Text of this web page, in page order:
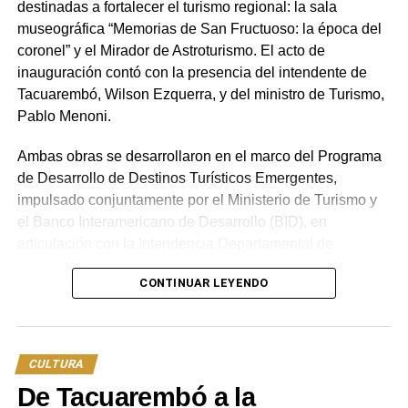
que era un afortunado. Tenía el sonido zitarrosiano en la
guitarra que algunos heredamos esa sonoridad y otros
no”, expresaba Toto Méndez en una entrevista para Canal
12, en marzo de 2021.
En marzo de este año, fue declarado «Ciudadano Ilustre
de Montevideo» junto al también guitarrista Julio Cobelli.
Fueron un sinnúmero de artista que tuvieron el apoyo de
Roos, Pepe Guerra, Bajofondo Tango Club, Cursi, Jorge
Schellemberg, Inés Saavedra, Los 8 de Momo, Omar
Pitufo Lombardo y Pinocho Routin.
destinadas a fortalecer el turismo regional: la sala
museográfica “Memorias de San Fructuoso: la época del
coronel” y el Mirador de Astroturismo. El acto de
inauguración contó con la presencia del intendente de
Tacuarembó, Wilson Ezquerra, y del ministro de Turismo,
Pablo Menoni.
Ambas obras se desarrollaron en el marco del Programa
de Desarrollo de Destinos Turísticos Emergentes,
impulsado conjuntamente por el Ministerio de Turismo y
el Banco Interamericano de Desarrollo (BID), en
Tacuarembó. La iniciativa apunta a diversificar y potenciar
el atractivo de las Quebradas del Norte.
Continuidad institucional y políticas de
Estado
Durante la ceremonia, el ministro de Turismo, Pablo
CONTINUAR LEYENDO
CULTURA
De Tacuarembó a la